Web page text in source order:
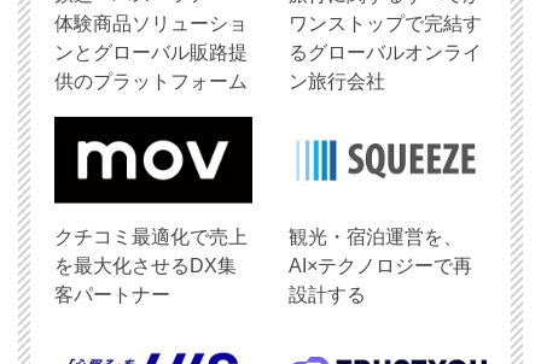
体験商品ソリューショ
ンとグローバル販路提
供のプラットフォーム
ワンストップで完結す
るグローバルオンライ
ン旅行会社
クチコミ最適化で売上
を最大化させるDX集
客パートナー
観光・宿泊運営を、
AI×テクノロジーで再
設計する